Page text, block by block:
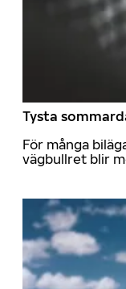
Tysta
För många
vägbullret blir